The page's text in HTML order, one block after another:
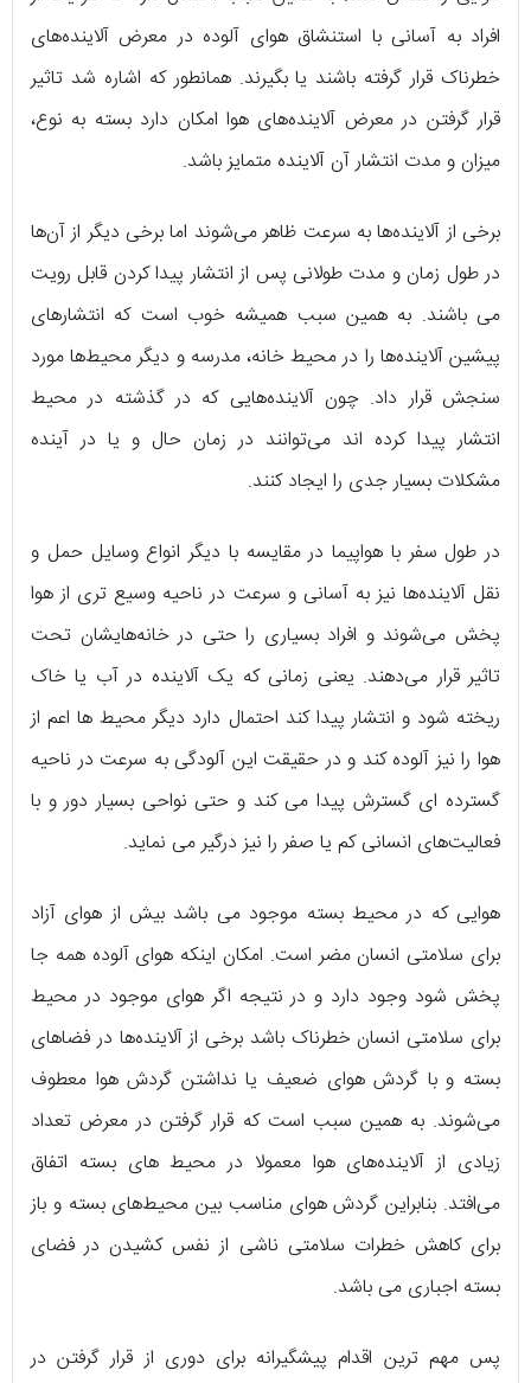
افراد به آسانی با استنشاق هوای آلوده در معرض آلاینده‌های
خطرناک قرار گرفته باشند یا بگیرند. همانطور که اشاره شد تاثیر
قرار گرفتن در معرض آلاینده‌های هوا امکان دارد بسته به نوع،
میزان و مدت انتشار آن آلاینده متمایز باشد.
برخی از آلاینده‌ها به سرعت ظاهر می‌شوند اما برخی دیگر از آن‌ها
در طول زمان و مدت طولانی پس از انتشار پیدا کردن قابل رویت
می باشند. به همین سبب همیشه خوب است که انتشارهای
پیشین آلاینده‌ها را در محیط خانه، مدرسه و دیگر محیط‌ها مورد
سنجش قرار داد. چون آلاینده‌هایی که در گذشته در محیط
انتشار پیدا کرده اند می‌توانند در زمان حال و یا در آینده
مشکلات بسیار جدی را ایجاد کنند.
در طول سفر با هواپیما در مقایسه با دیگر انواع وسایل حمل و
نقل آلاینده‌ها نیز به آسانی و سرعت در ناحیه وسیع تری از هوا
پخش می‌شوند و افراد بسیاری را حتی در خانه‌هایشان تحت
تاثیر قرار می‌دهند. یعنی زمانی که یک آلاینده در آب یا خاک
ریخته شود و انتشار پیدا کند احتمال دارد دیگر محیط‌ ها اعم از
هوا را نیز آلوده کند و در حقیقت این آلودگی به سرعت در ناحیه
گسترده ای گسترش پیدا می کند و حتی نواحی بسیار دور و با
فعالیت‌های انسانی کم یا صفر را نیز درگیر می نماید.
هوایی که در محیط بسته موجود می باشد بیش از هوای آزاد
برای سلامتی انسان مضر است. امکان اینکه هوای آلوده همه جا
پخش شود وجود دارد و در نتیجه اگر هوای موجود در محیط
برای سلامتی انسان خطرناک باشد برخی از آلاینده‌ها در فضاهای
بسته و با گردش هوای ضعیف یا نداشتن گردش هوا معطوف
می‌شوند. به همین سبب است که قرار گرفتن در معرض تعداد
زیادی از آلاینده‌های هوا معمولا در محیط‌ های بسته اتفاق
می‌افتد. بنابراین گردش هوای مناسب بین محیط‌های بسته و باز
برای کاهش خطرات سلامتی ناشی از نفس کشیدن در فضای
بسته اجباری می باشد.
پس مهم‌ ترین اقدام پیشگیرانه برای دوری از قرار گرفتن در